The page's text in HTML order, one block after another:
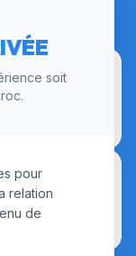
soit
pour
relation
de